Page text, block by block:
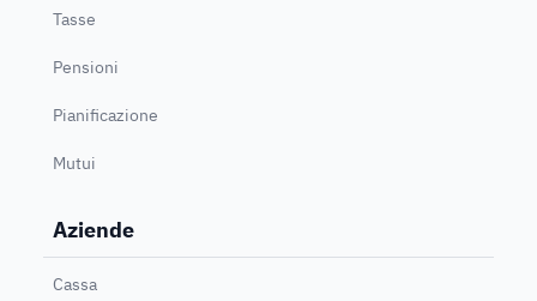
Tasse
Pensioni
Pianificazione
Mutui
Aziende
Cassa